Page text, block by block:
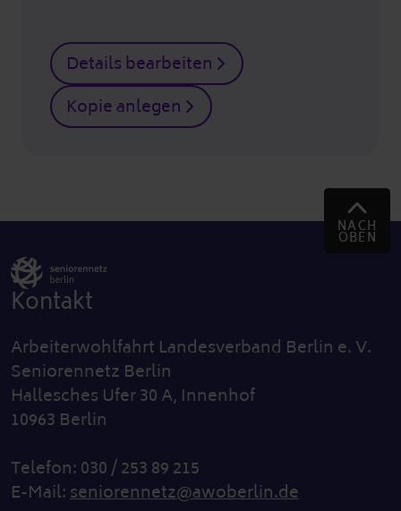
Details bearbeiten
Kopie anlegen
NACH
OBEN
Kontakt
Arbeiterwohlfahrt Landesverband Berlin e. V.
Seniorennetz Berlin
Hallesches Ufer 30 A, Innenhof
10963 Berlin
Telefon: 030 / 253 89 215
E-Mail:seniorennetz@awoberlin.de